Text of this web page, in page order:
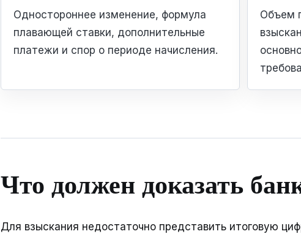
Одностороннее изменение, формула
плавающей ставки, дополнительные
платежи и спор о периоде начисления.
Объем
Что должен доказать
Для взыскания недостаточно представить итоговую